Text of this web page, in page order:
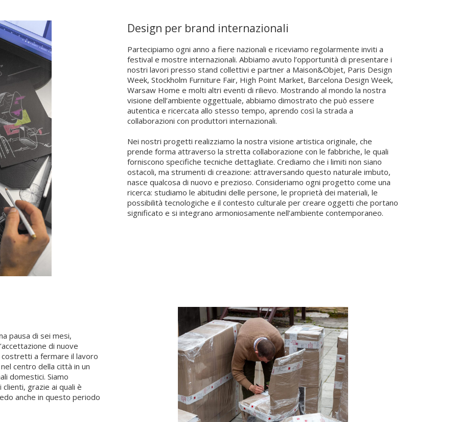
Design per brand internazionali
Partecipiamo ogni anno a fiere nazionali e riceviamo regolarmente inviti a
festival e mostre internazionali. Abbiamo avuto l’opportunità di presentare i
nostri lavori presso stand collettivi e partner a Maison&Objet, Paris Design
Week, Stockholm Furniture Fair, High Point Market, Barcelona Design Week,
Warsaw Home e molti altri eventi di rilievo. Mostrando al mondo la nostra
visione dell’ambiente oggettuale, abbiamo dimostrato che può essere
autentica e ricercata allo stesso tempo, aprendo così la strada a
collaborazioni con produttori internazionali.
Nei nostri progetti realizziamo la nostra visione artistica originale, che
prende forma attraverso la stretta collaborazione con le fabbriche, le quali
forniscono specifiche tecniche dettagliate. Crediamo che i limiti non siano
ostacoli, ma strumenti di creazione: attraversando questo naturale imbuto,
nasce qualcosa di nuovo e prezioso. Consideriamo ogni progetto come una
ricerca: studiamo le abitudini delle persone, le proprietà dei materiali, le
possibilità tecnologiche e il contesto culturale per creare oggetti che portano
significato e si integrano armoniosamente nell’ambiente contemporaneo.
pausa di sei mesi,
di nuove
a fermare il lavoro
centro della città in un
domestici. Siamo
grazie ai quali è
anche in questo periodo